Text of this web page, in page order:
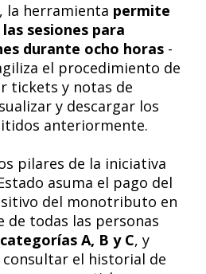
la herramienta permite
sesiones para
durante ocho horas -
el procedimiento de
tickets y notas de
y descargar los
anteriormente.
pilares de la iniciativa
asuma el pago del
del monotributo en
todas las personas
categorías A, B y C, y
el historial de